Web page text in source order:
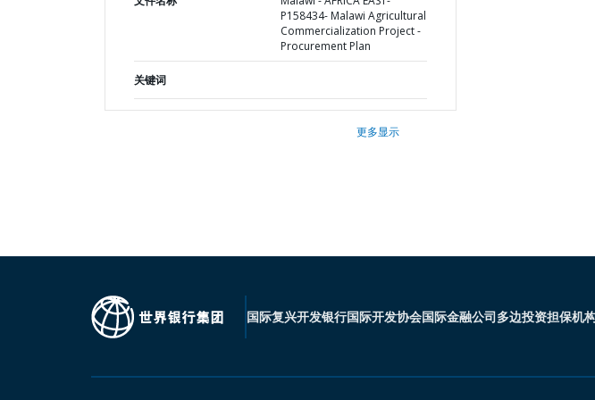
P158434- Malawi Agricultural
Commercialization Project -
Procurement Plan
关键词
更多显示
国际复兴开发银行国际开发协会国际金融公司多边投资担保机